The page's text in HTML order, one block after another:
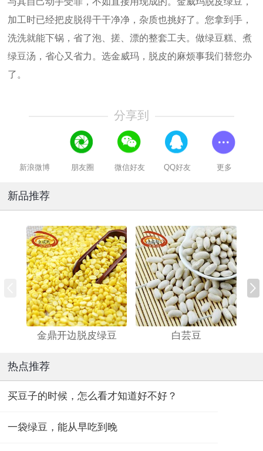
加工时已经把皮脱得干干净净，杂质也挑好了。您拿到手，
洗洗就能下锅，省了泡、搓、漂的整套工夫。做绿豆糕、煮
绿豆汤，省心又省力。选金威玛，脱皮的麻烦事我们替您办
了。
分享到
新浪微博 朋友圈 微信好友 QQ好友 更多
新品推荐
金鼎开边脱皮绿豆 白芸豆
热点推荐
买豆子的时候，怎么看才知道好不好？
一袋绿豆，能从早吃到晚